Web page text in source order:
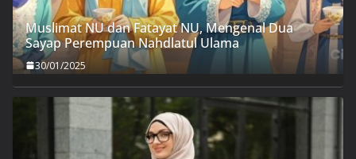
Muslimat NU dan Fatayat NU, Mengenal Dua
Sayap Perempuan Nahdlatul Ulama
30/01/2025